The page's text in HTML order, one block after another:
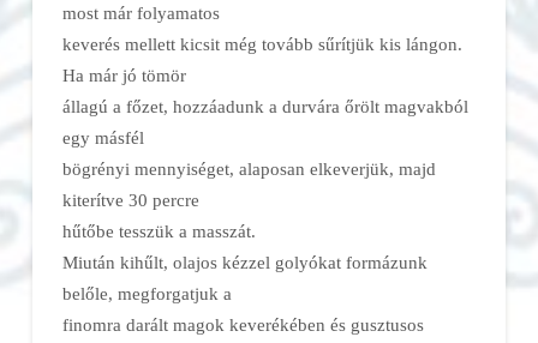
most már folyamatos
keverés mellett kicsit még tovább sűrítjük kis lángon.
Ha már jó tömör
állagú a főzet, hozzáadunk a durvára őrölt magvakból
egy másfél
bögrényi mennyiséget, alaposan elkeverjük, majd
kiterítve 30 percre
hűtőbe tesszük a masszát.
Miután kihűlt, olajos kézzel golyókat formázunk
belőle, megforgatjuk a
finomra darált magok keverékében és gusztusos